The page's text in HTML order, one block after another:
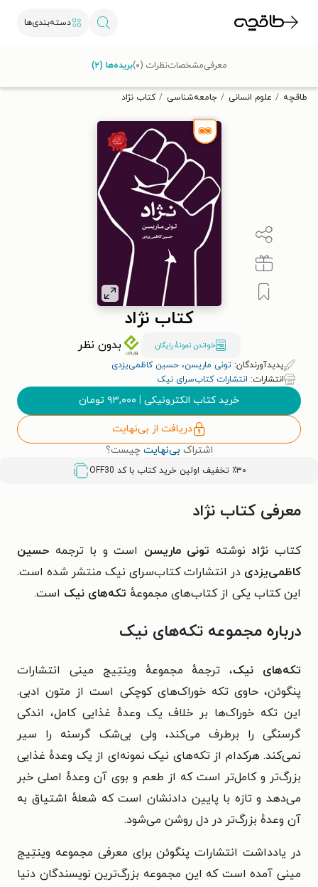
دسته‌بندی‌ها
تخفیف از طاقچه دریافت کن.
طاقچه علوم انسانی جامعه‌شناسی کتاب نژاد
کتاب نژاد
خواندن نمونۀ رایگان بدون نظر
پدیدآورندگان: تونی ماریسن، حسین کاظمی‌یزدی
انتشارات: انتشارات کتاب‌سرای نیک
خرید کتاب الکترونیکی | ۹۳,۰۰۰ تومان
دریافت از بی‌نهایت
اشتراک بی‌نهایت چیست؟
٪۳۰ تخفیف اولین خرید کتاب با کد OFF30
معرفیمشخصاتنظرات (۰) بریده‌ها (۲)
معرفی کتاب نژاد
کتاب نژاد نوشته تونی ماریسن است و با ترجمه حسین
کاظمی‌یزدی در انتشارات کتاب‌سرای نیک منتشر شده است.
این کتاب یکی از کتاب‌های مجموعهٔ تکه‌های نیک است.
درباره مجموعه تکه‌های نیک
تکه‌های نیک، ترجمهٔ مجموعهٔ وینتِیج مینی انتشارات
پنگوئن، حاوی تکه خوراک‌های کوچکی است از متون ادبی.
این تکه خوراک‌ها بر خلاف یک وعدهٔ غذایی کامل، اندکی
گرسنگی را برطرف می‌کند، ولی بی‌شک گرسنه را سیر
نمی‌کند. هرکدام از تکه‌های نیک نمونه‌ای از یک وعدهٔ غذایی
بزرگ‌تر و کامل‌تر است که از طعم و بوی آن وعدهٔ اصلی خبر
می‌دهد و تازه با پایین دادنشان است که شعلهٔ اشتیاق به
آن وعدهٔ بزرگ‌تر در دل روشن می‌شود.
در یادداشت انتشارات پنگوئن برای معرفی مجموعه وینتِیج
مینی آمده است که این مجموعه بزرگ‌ترین نویسندگان دنیا